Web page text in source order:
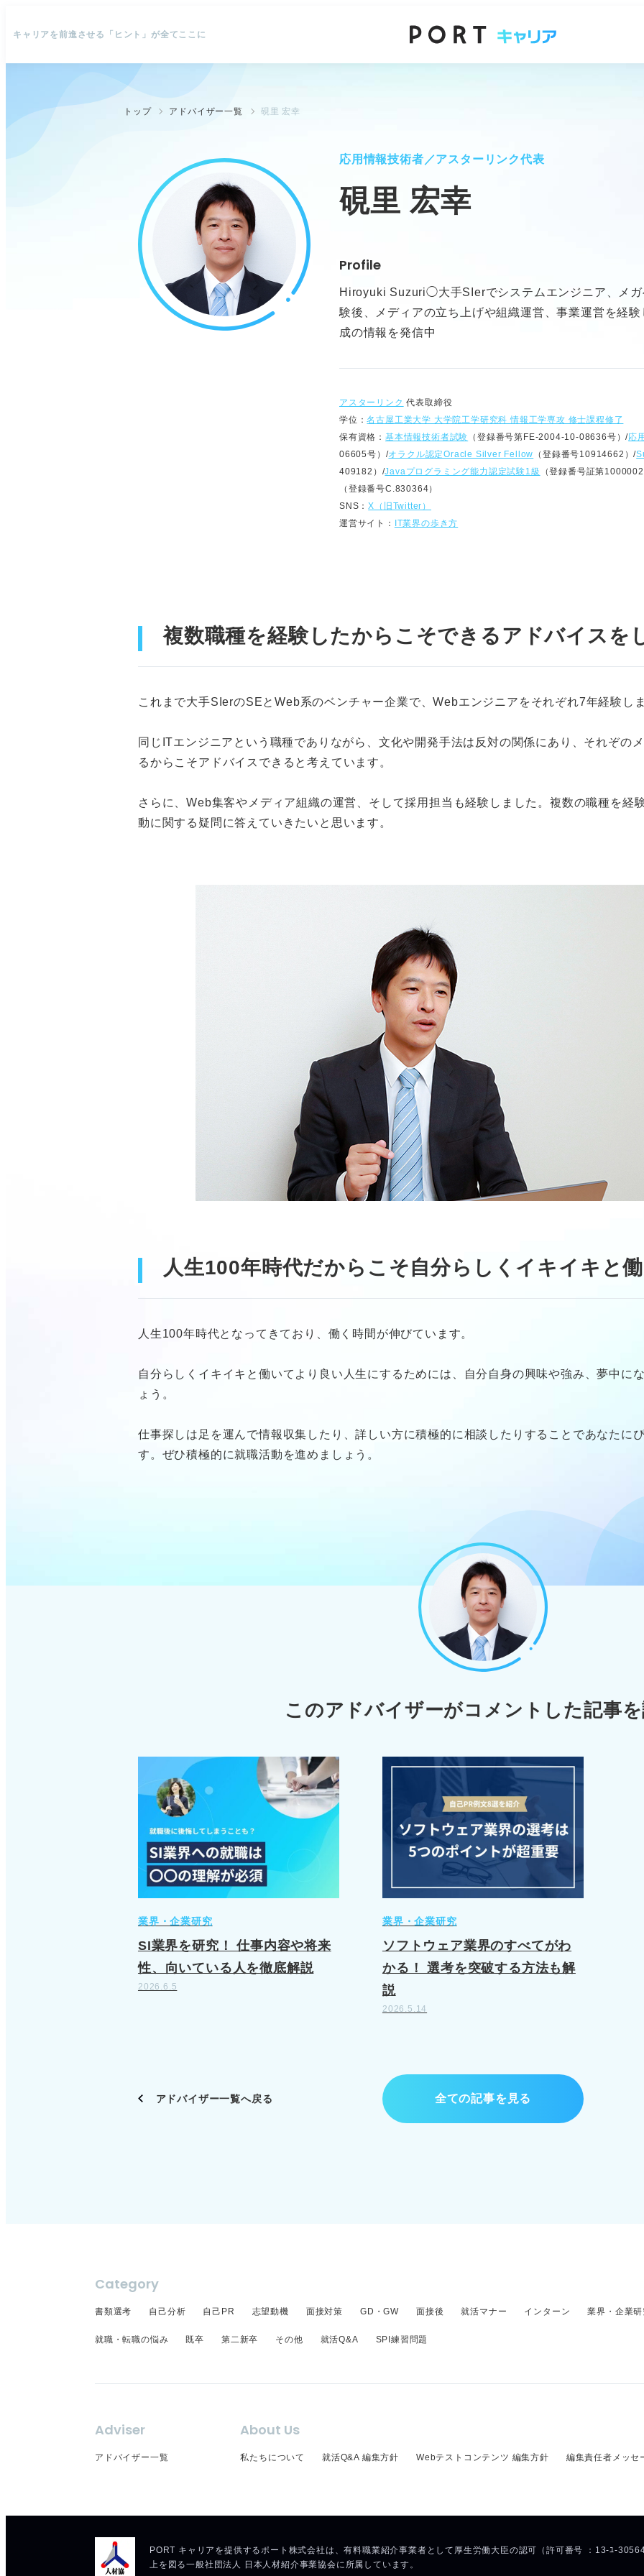
キャリアを前進させる「ヒント」が全てここに
トップ アドバイザー一覧 硯里 宏幸
応用情報技術者／アスターリンク代表
硯里 宏幸
Profile
Hiroyuki Suzuri◯大手SIerでシステムエンジニア、メ
験後、メディアの立ち上げや組織運営、事業運営を経
成の情報を発信中
アスターリンク 代表取締役
学位：名古屋工業大学 大学院工学研究科 情報工学専攻 修士課程修了
保有資格： 基本情報技術者試験 （登録番号第FE-2004-10-08636号）/応
06605号）/オラクル認定Oracle Silver Fellow （登録番号10914662）/
409182）/Javaプログラミング能力認定試験1級
（登録番号証第
（登録番号C.830364）
SNS：X（旧Twitter）
運営サイト：
IT業界の歩き方
複数職種を経験したからこそできるアドバイスを
これまで大手SIerのSEとWeb系のベンチャー企業で、Webエンジニアをそれぞれ7年経験し
同じITエンジニアという職種でありながら、文化や開発手法は反対の関係にあり、それぞの
るからこそアドバイスできると考えています。
さらに、Web集客やメディア組織の運営、そして採用担当も経験しました。複数の職種を経
動に関する疑問に答えていきたいと思います。
人生100年時代だからこそ自分らしくイキイキと
人生100年時代となってきており、働く時間が伸びています。
自分らしくイキイキと働いてより良い人生にするためには、自分自身の興味や強み、夢中に
ょう。
仕事探しは足を運んで情報収集したり、詳しい方に積極的に相談したりすることであなたに
す。ぜひ積極的に就職活動を進めましょう。
このアドバイザーがコメントした記事
業界・企業研究
SI業界を研究！ 仕事内容や将来
性、向いている人を徹底解説
2026.6.5
業界・企業研究
ソフトウェア業界のすべてがわ
かる！ 選考を突破する方法も解
説
2026.5.14
全ての記事を見る
アドバイザー一覧へ戻る
Category
書類選考 自己分析 自己PR 志望動機 面接対策 GD・GW 面接後 就活マナー インターン 業界・企業
就職・転職の悩み 既卒 第二新卒 その他 就活Q&A SPI練習問題
Adviser
アドバイザー一覧
About Us
私たちについて 就活Q&A 編集方針 Webテストコンテンツ 編集方針 編集責任者メッセ